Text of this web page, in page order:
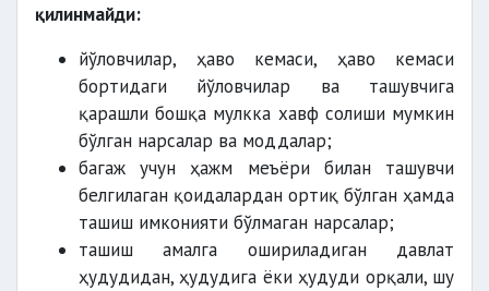
қилинмайди:
йўловчилар, ҳаво кемаси, ҳаво кемаси
бортидаги йўловчилар ва ташувчига
қарашли бошқа мулкка хавф солиши мумкин
бўлган нарсалар ва моддалар;
багаж учун ҳажм меъёри билан ташувчи
белгилаган қоидалардан ортиқ бўлган ҳамда
ташиш имконияти бўлмаган нарсалар;
ташиш амалга ошириладиган давлат
ҳудудидан, ҳудудига ёки ҳудуди орқали, шу